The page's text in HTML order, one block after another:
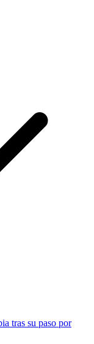
tras su paso por